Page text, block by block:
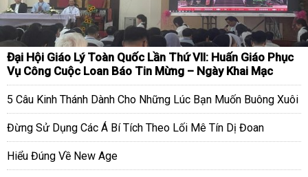
Đại Hội Giáo Lý Toàn Quốc Lần Thứ VII: Huấn Giáo Phục
Vụ Công Cuộc Loan Báo Tin Mừng – Ngày Khai Mạc
5 Câu Kinh Thánh Dành Cho Những Lúc Bạn Muốn Buông Xuôi
Đừng Sử Dụng Các Á Bí Tích Theo Lối Mê Tín Dị Đoan
Hiểu Đúng Về New Age